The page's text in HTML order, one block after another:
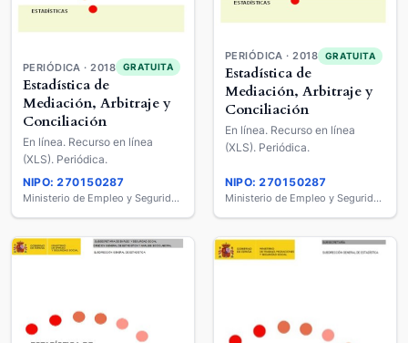
PERIÓDICA · 2018 GRATUITA
Estadística de
Mediación, Arbitraje y
Conciliación
En línea. Recurso en línea
(XLS). Periódica.
NIPO: 270150287
Ministerio de Empleo y Seguridad Social
PERIÓDICA · 2018 GRATUITA
Estadística de
Mediación, Arbitraje y
Conciliación
En línea. Recurso en línea
(XLS). Periódica.
NIPO: 270150287
Ministerio de Empleo y Seguridad Social